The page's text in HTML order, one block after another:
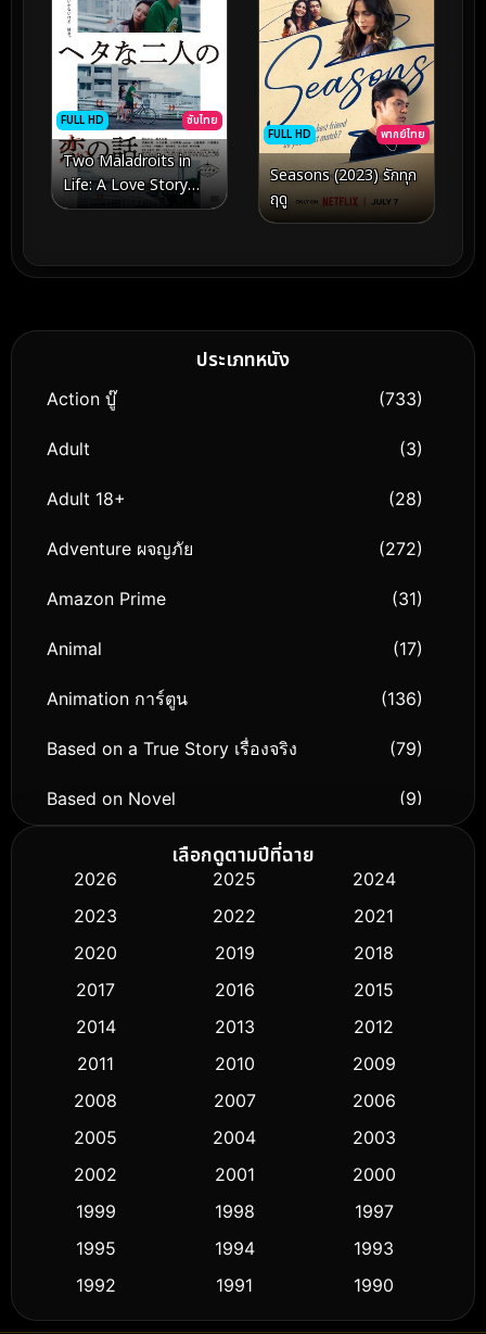
FULL HD ซับไทย
Two Maladroits in
Life: A Love Story
(2022)
FULL HD พากย์ไทย
Seasons (2023) รักทุก
ฤดู
ประเภทหนัง
Action บู๊ (733)
Adult (3)
Adult 18+ (28)
Adventure ผจญภัย (272)
Amazon Prime (31)
Animal (17)
Animation การ์ตูน (136)
Based on a True Story เรื่องจริง (79)
Based on Novel (9)
Biography ชีวิตจริง
Classic หนังคลาสสิก (50)
Comedy ตลก (426)
Crime อาชญากรรม (503)
Cult Film
Dance เต้น (10)
Detective สืบสวน (57)
เลือกดูตามปีที่ฉาย
2026 2025
2024
2023
2022
2021
2020
2019
2018
2017
2016
2015
2014
2013
2012
2011
2010
2009
2008
2007
2006
2005
2004
2003
2002
2001
2000
1999
1998
1997
1995
1994
1993
1992
1991
1990
1989
1988
1986